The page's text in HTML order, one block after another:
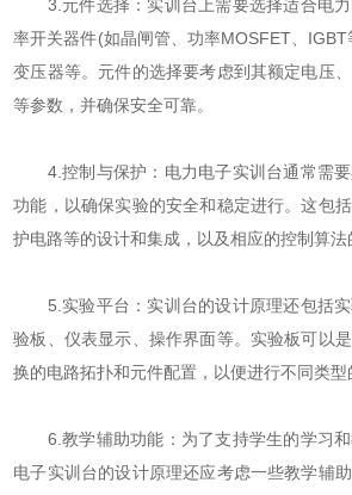
3.元件选择：实训台上需要选择适合电力
率开关器件(如晶闸管、功率MOSFET、IGBT
变压器等。元件的选择要考虑到其额定电压
等参数，并确保安全可靠。
4.控制与保护：电力电子实训台通常需要
功能，以确保实验的安全和稳定进行。这包
护电路等的设计和集成，以及相应的控制算法
5.实验平台：实训台的设计原理还包括实
验板、仪表显示、操作界面等。实验板可以
换的电路拓扑和元件配置，以便进行不同类型
6.教学辅助功能：为了支持学生的学习和
电子实训台的设计原理还应考虑一些教学辅